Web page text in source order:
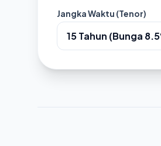
Jangka Waktu (Tenor)